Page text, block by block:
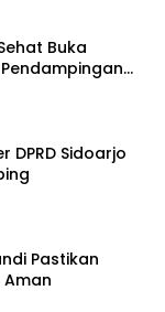
Buka
DPRD Sidoarjo
Pastikan